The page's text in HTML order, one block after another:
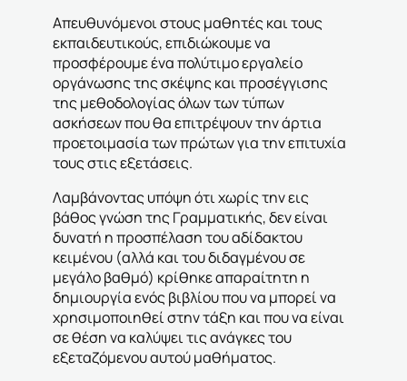
Απευθυνόμενοι στους μαθητές και τους
εκπαιδευτικούς, επιδιώκουμε να
προσφέρουμε ένα πολύτιμο εργαλείο
οργάνωσης της σκέψης και προσέγγισης
της μεθοδολογίας όλων των τύπων
ασκήσεων που θα επιτρέψουν την άρτια
προετοιμασία των πρώτων για την επιτυχία
τους στις εξετάσεις.
Λαμβάνοντας υπόψη ότι χωρίς την εις
βάθος γνώση της Γραμματικής, δεν είναι
δυνατή η προσπέλαση του αδίδακτου
κειμένου (αλλά και του διδαγμένου σε
μεγάλο βαθμό) κρίθηκε απαραίτητη η
δημιουργία ενός βιβλίου που να μπορεί να
χρησιμοποιηθεί στην τάξη και που να είναι
σε θέση να καλύψει τις ανάγκες του
εξεταζόμενου αυτού μαθήματος.